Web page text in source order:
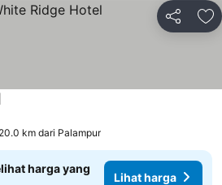
Bagikan
km dari Palampur
harga yang
Lihat harga